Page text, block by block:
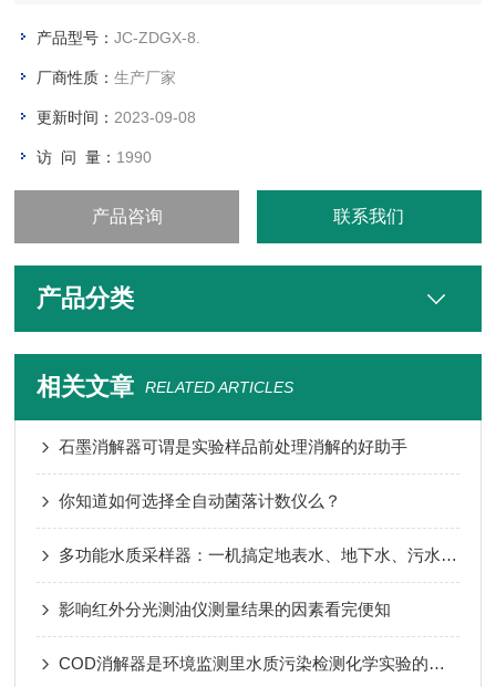
产品型号：JC-ZDGX-8.
厂商性质：生产厂家
更新时间： 2023-09-08
访 问 量： 1990
产品咨询 联系我们
产品分类
相关文章 RELATED ARTICLES
石墨消解器可谓是实验样品前处理消解的好助手
你知道如何选择全自动菌落计数仪么？
多功能水质采样器：一机搞定地表水、地下水、污水采样
影响红外分光测油仪测量结果的因素看完便知
COD消解器是环境监测里水质污染检测化学实验的重要仪器